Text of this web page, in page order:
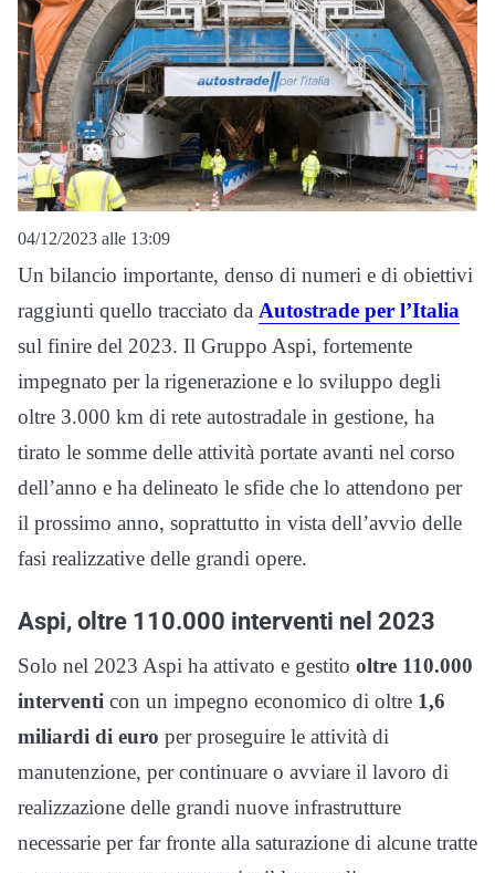
04/12/2023 alle 13:09
Un bilancio importante, denso di numeri e di obiettivi
raggiunti quello tracciato da Autostrade per l’Italia
sul finire del 2023. Il Gruppo Aspi, fortemente
impegnato per la rigenerazione e lo sviluppo degli
oltre 3.000 km di rete autostradale in gestione, ha
tirato le somme delle attività portate avanti nel corso
dell’anno e ha delineato le sfide che lo attendono per
il prossimo anno, soprattutto in vista dell’avvio delle
fasi realizzative delle grandi opere.
Aspi, oltre 110.000 interventi nel 2023
Solo nel 2023 Aspi ha attivato e gestito oltre 110.000
interventi con un impegno economico di oltre 1,6
miliardi di euro per proseguire le attività di
manutenzione, per continuare o avviare il lavoro di
realizzazione delle grandi nuove infrastrutture
necessarie per far fronte alla saturazione di alcune tratte